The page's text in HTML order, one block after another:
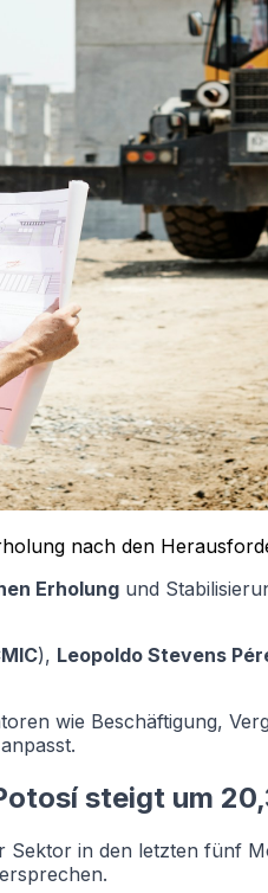
nach den
Erholung und
), Leopoldo Stevens
wie Beschäftigung,
steigt um
Sektor in den letzten fünf